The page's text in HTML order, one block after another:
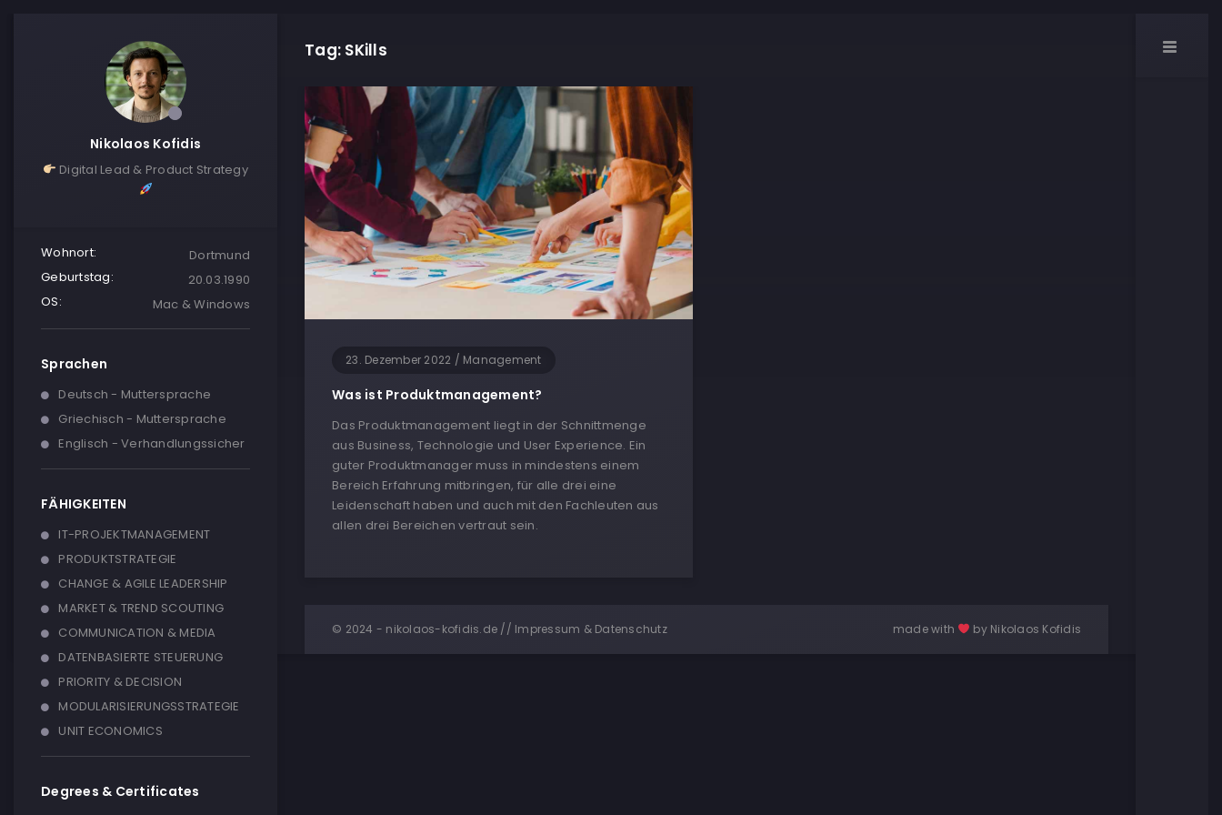
Nikolaos Kofidis
Digital Lead & Product Strategy
Wohnort:
Dortmund
Geburtstag:
20.03.1990
OS:
Mac & Windows
Sprachen
Deutsch - Muttersprache
Griechisch - Muttersprache
Englisch - Verhandlungssicher
FÄHIGKEITEN
IT-PROJEKTMANAGEMENT
PRODUKTSTRATEGIE
CHANGE & AGILE LEADERSHIP
MARKET & TREND SCOUTING
COMMUNICATION & MEDIA
DATENBASIERTE STEUERUNG
PRIORITY & DECISION
MODULARISIERUNGSSTRATEGIE
UNIT ECONOMICS
Degrees & Certificates
Tag: SKills
23. Dezember 2022 / Management
Was ist Produktmanagement?
Das Produktmanagement liegt in der Schnittmenge
aus Business, Technologie und User Experience. Ein
guter Produktmanager muss in mindestens einem
Bereich Erfahrung mitbringen, für alle drei eine
Leidenschaft haben und auch mit den Fachleuten aus
allen drei Bereichen vertraut sein.
© 2024 - nikolaos-kofidis.de // Impressum & Datenschutz made with by Nikolaos Kofidis